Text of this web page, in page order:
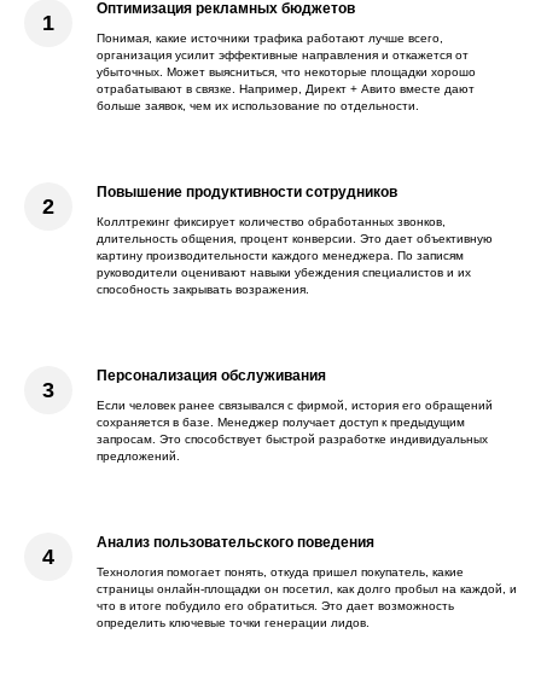
Оптимизация рекламных бюджетов
Понимая, какие источники трафика работают лучше всего,
организация усилит эффективные направления и откажется от
убыточных. Может выясниться, что некоторые площадки хорошо
отрабатывают в связке. Например, Директ + Авито вместе дают
больше заявок, чем их использование по отдельности.
Повышение продуктивности сотрудников
Коллтрекинг фиксирует количество обработанных звонков,
длительность общения, процент конверсии. Это дает объективную
картину производительности каждого менеджера. По записям
руководители оценивают навыки убеждения специалистов и их
способность закрывать возражения.
Персонализация обслуживания
Если человек ранее связывался с фирмой, история его обращений
сохраняется в базе. Менеджер получает доступ к предыдущим
запросам. Это способствует быстрой разработке индивидуальных
предложений.
Анализ пользовательского поведения
Технология помогает понять, откуда пришел покупатель, какие
страницы онлайн-площадки он посетил, как долго пробыл на каждой, и
что в итоге побудило его обратиться. Это дает возможность
определить ключевые точки генерации лидов.